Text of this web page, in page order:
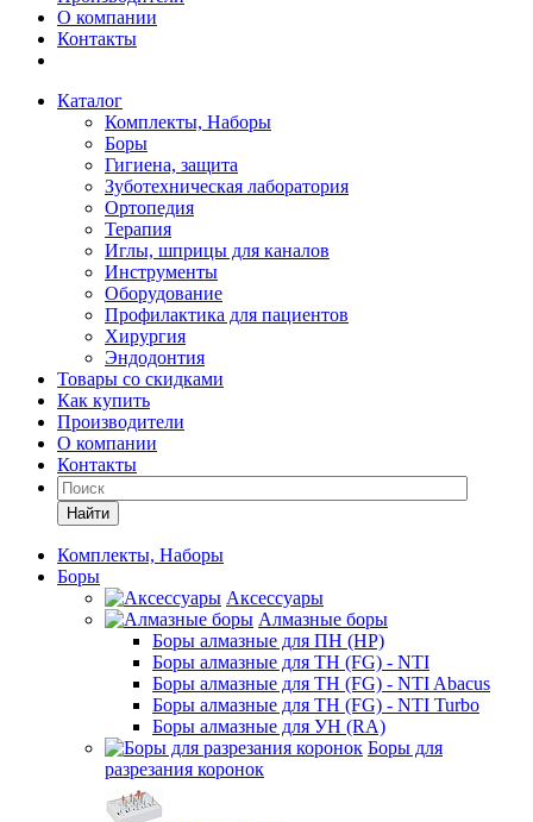
О компании
Контакты
Каталог
Комплекты, Наборы
Боры
Гигиена, защита
Зуботехническая лаборатория
Ортопедия
Терапия
Иглы, шприцы для каналов
Инструменты
Оборудование
Профилактика для пациентов
Хирургия
Эндодонтия
Товары со скидками
Как купить
Производители
О компании
Контакты
Найти
Комплекты, Наборы
Боры
Аксессуары
Алмазные боры
Боры алмазные для ПН (HP)
Боры алмазные для ТН (FG) - NTI
Боры алмазные для ТН (FG) - NTI Abacus
Боры алмазные для ТН (FG) - NTI Turbo
Боры алмазные для УН (RA)
Боры для
разрезания коронок